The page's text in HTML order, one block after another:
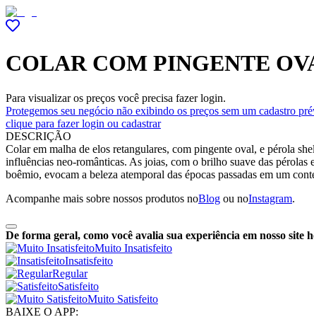
COLAR COM PINGENTE
Para visualizar os preços você precisa fazer login.
Protegemos seu negócio não exibindo os preços sem um cadastro
clique para fazer login ou cadastrar
DESCRIÇÃO
Colar em malha de elos retangulares, com pingente oval, e pérola
influências neo-românticas. As joias, com o brilho suave das
boêmio, evocam a beleza atemporal das épocas passadas em um
Acompanhe mais sobre nossos produtos noBlog ou noInstagram.
De forma geral, como você avalia sua experiência em nosso site
Muito Insatisfeito
Insatisfeito
Regular
Satisfeito
Muito Satisfeito
BAIXE O APP: